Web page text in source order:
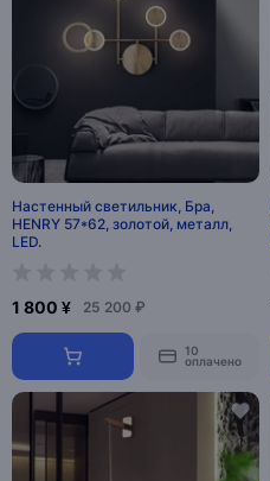
Настенный светильник, Бра,
HENRY 57*62, золотой, металл,
LED.
1 800 ¥ 25 200 ₽
10
оплачено